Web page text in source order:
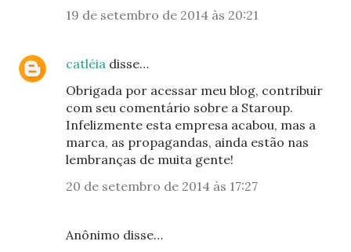
19 de setembro de 2014 às 20:21
catléia disse…
Obrigada por acessar meu blog, contribuir
com seu comentário sobre a Staroup.
Infelizmente esta empresa acabou, mas a
marca, as propagandas, ainda estão nas
lembranças de muita gente!
20 de setembro de 2014 às 17:27
Anônimo disse…